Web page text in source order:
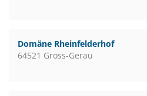
Domäne Rheinfelderhof
64521 Gross-Gerau